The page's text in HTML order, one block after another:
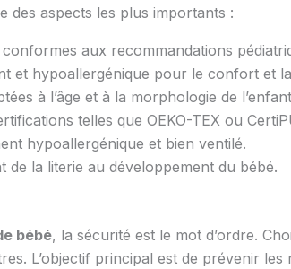
des aspects les plus importants :
conformes aux recommandations
et hypoallergénique pour le confort et
à l’âge et à la morphologie de
telles que OEKO-TEX ou
hypoallergénique et bien ventilé.
de la literie au développement du bébé.
bébé, la sécurité est le mot d’ordre.
L’objectif principal est de prévenir